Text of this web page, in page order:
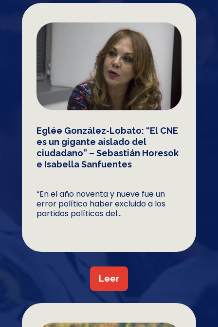
Eglée González-Lobato: “El CNE
es un gigante aislado del
ciudadano” – Sebastián Horesok
e Isabella Sanfuentes
“En el año noventa y nueve fue un
error político haber excluido a los
partidos políticos del...
Leer